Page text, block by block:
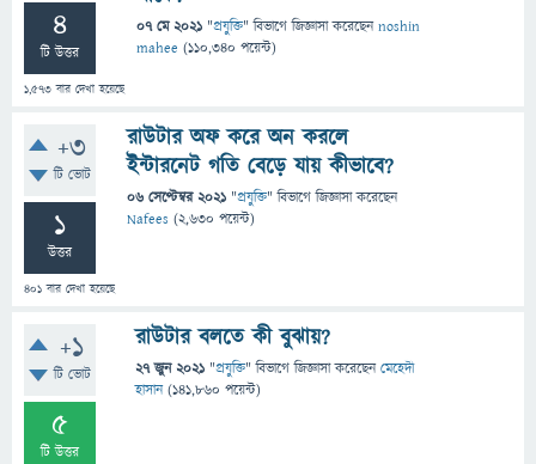
4
টি উত্তর
1,573 বার দেখা হয়েছে
07 মে 2021 "প্রযুক্তি" বিভাগে জিজ্ঞাসাকরেছেনnoshin
mahee (110,340 পয়েন্ট)
+3
টি ভোট
1
উত্তর
401 বার দেখা হয়েছে
রাউটার অফ করে অন করলে
ইন্টারনেট গতি বেড়ে যায় কীভাবে?
06 সেপ্টেম্বর 2021 "প্রযুক্তি" বিভাগে জিজ্ঞাসাকরেছেন
Nafees (2,630 পয়েন্ট)
+1
টি ভোট
5
টি উত্তর
রাউটার বলতে কী বুঝায়?
27 জুন 2021 "প্রযুক্তি" বিভাগে জিজ্ঞাসাকরেছেনমেহেদী
হাসান (141,860 পয়েন্ট)